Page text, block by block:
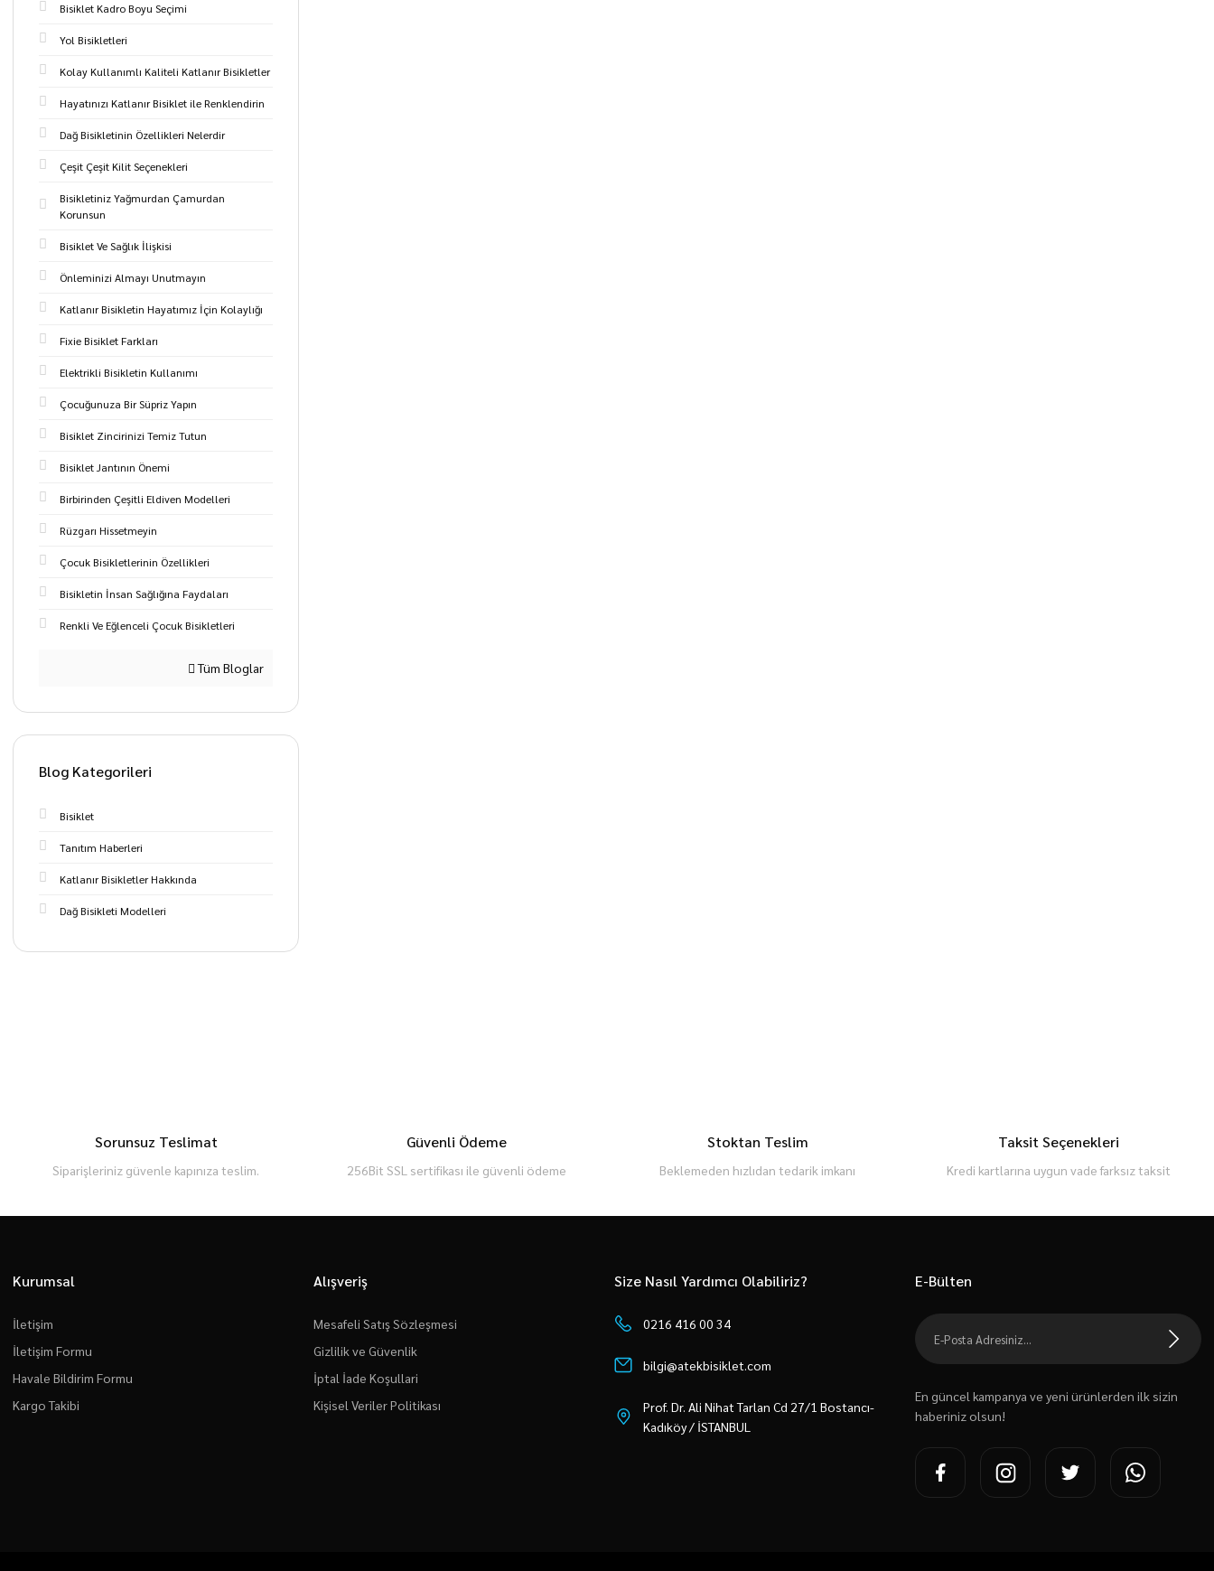
Bisiklet Kadro Boyu Seçimi
Yol Bisikletleri
Kolay Kullanımlı Kaliteli Katlanır Bisikletler
Hayatınızı Katlanır Bisiklet ile Renklendirin
Dağ Bisikletinin Özellikleri Nelerdir
Çeşit Çeşit Kilit Seçenekleri
Bisikletiniz Yağmurdan Çamurdan
Korunsun
Bisiklet Ve Sağlık İlişkisi
Önleminizi Almayı Unutmayın
Katlanır Bisikletin Hayatımız İçin Kolaylığı
Fixie Bisiklet Farkları
Elektrikli Bisikletin Kullanımı
Çocuğunuza Bir Süpriz Yapın
Bisiklet Zincirinizi Temiz Tutun
Bisiklet Jantının Önemi
Birbirinden Çeşitli Eldiven Modelleri
Rüzgarı Hissetmeyin
Çocuk Bisikletlerinin Özellikleri
Bisikletin İnsan Sağlığına Faydaları
Renkli Ve Eğlenceli Çocuk Bisikletleri
Tüm Bloglar
Blog Kategorileri
Bisiklet
Tanıtım Haberleri
Katlanır Bisikletler Hakkında
Dağ Bisikleti Modelleri
Sorunsuz Teslimat
Siparişleriniz güvenle kapınıza teslim.
Güvenli Ödeme
256Bit SSL sertifikası ile güvenli ödeme
Stoktan Teslim
Beklemeden hızlıdan tedarik imkanı
Taksit Seçenekleri
Kredi kartlarına uygun vade farksız taksit
Kurumsal
İletişim
İletişim Formu
Havale Bildirim Formu
Kargo Takibi
Alışveriş
Mesafeli Satış Sözleşmesi
Gizlilik ve Güvenlik
İptal İade Koşullari
Kişisel Veriler Politikası
Size Nasıl Yardımcı Olabiliriz?
0216 416 00 34
bilgi@atekbisiklet.com
Prof. Dr. Ali Nihat Tarlan Cd 27/1 Bostancı-
Kadıköy / İSTANBUL
E-Bülten
En güncel kampanya ve yeni ürünlerden ilk sizin
haberiniz olsun!